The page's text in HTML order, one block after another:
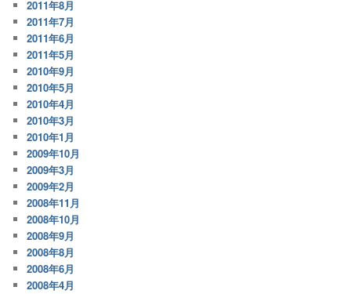
2011年8月
2011年7月
2011年6月
2011年5月
2010年9月
2010年5月
2010年4月
2010年3月
2010年1月
2009年10月
2009年3月
2009年2月
2008年11月
2008年10月
2008年9月
2008年8月
2008年6月
2008年4月